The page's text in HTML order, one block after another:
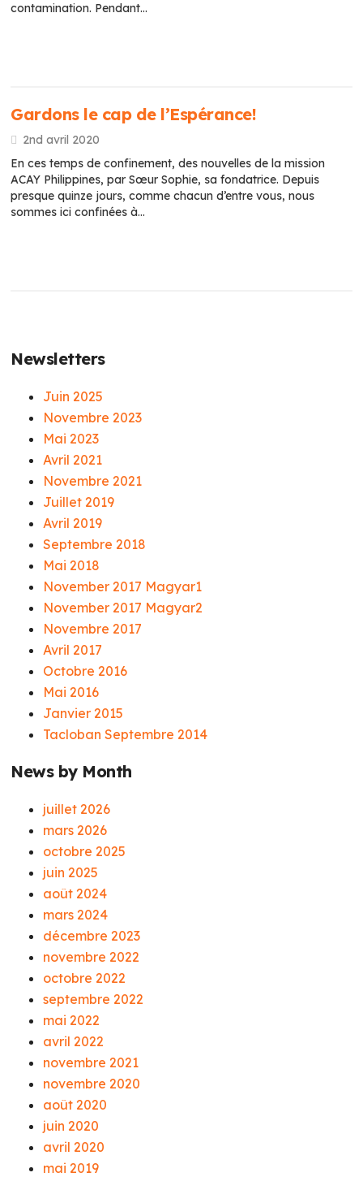
contamination. Pendant…
Gardons le cap de l’Espérance!
2nd avril 2020
En ces temps de confinement, des nouvelles de la mission
ACAY Philippines, par Sœur Sophie, sa fondatrice. Depuis
presque quinze jours, comme chacun d’entre vous, nous
sommes ici confinées à…
Newsletters
Juin 2025
Novembre 2023
Mai 2023
Avril 2021
Novembre 2021
Juillet 2019
Avril 2019
Septembre 2018
Mai 2018
November 2017 Magyar1
November 2017 Magyar2
Novembre 2017
Avril 2017
Octobre 2016
Mai 2016
Janvier 2015
Tacloban Septembre 2014
News by Month
juillet 2026
mars 2026
octobre 2025
juin 2025
août 2024
mars 2024
décembre 2023
novembre 2022
octobre 2022
septembre 2022
mai 2022
avril 2022
novembre 2021
novembre 2020
août 2020
juin 2020
avril 2020
mai 2019